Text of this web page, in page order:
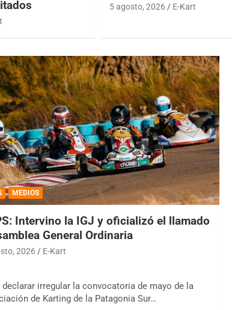
5 agosto, 2026 E-Kart
MEDIOS
Intervino la IGJ y oficializó el llamado
General Ordinaria
2026 E-Kart
declarar irregular la convocatoria de mayo de la
de Karting de la Patagonia Sur…